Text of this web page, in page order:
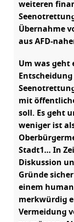
weiteren
Übernahme
aus AFD-
Um was geht
mit
soll. Es geht
weniger ist
Stadt1… In
Diskussion
Gründe
einem
merkwürdig
Vermeidung